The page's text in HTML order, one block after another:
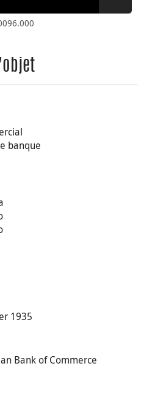
banque
1935
Bank of Commerce